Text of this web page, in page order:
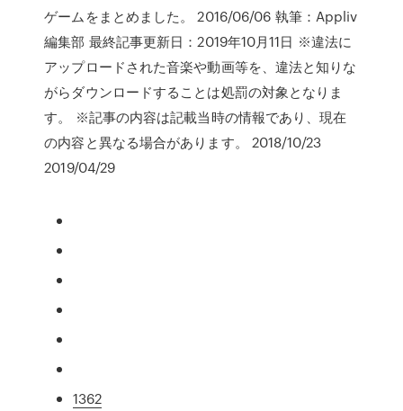
ゲームをまとめました。 2016/06/06 執筆：Appliv
編集部 最終記事更新日：2019年10月11日 ※違法に
アップロードされた音楽や動画等を、違法と知りな
がらダウンロードすることは処罰の対象となりま
す。 ※記事の内容は記載当時の情報であり、現在
の内容と異なる場合があります。 2018/10/23
2019/04/29
1362